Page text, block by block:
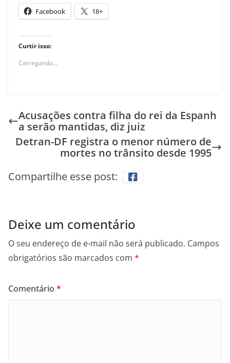
Facebook 18+
Curtir isso:
Carregando...
Acusações contra filha do rei da Espanh
a serão mantidas, diz juiz
Detran-DF registra o menor número de
mortes no trânsito desde 1995
Compartilhe esse post:
Deixe um comentário
O seu endereço de e-mail não será publicado. Campos
obrigatórios são marcados com *
Comentário *